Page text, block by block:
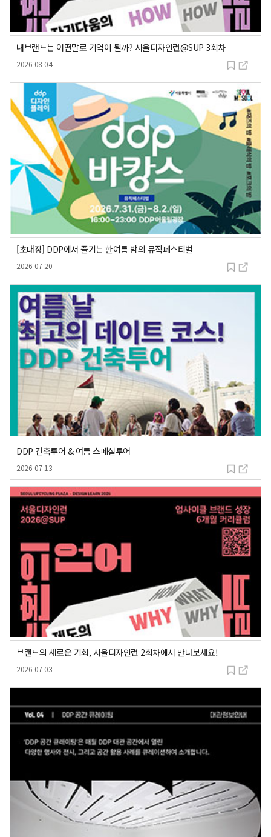
내브랜드는 어떤말로 기억이 될까? 서울디자인런@SUP 3회차
2026-08-04
[초대장] DDP에서 즐기는 한여름 밤의 뮤직페스티벌
2026-07-20
DDP 건축투어 & 여름 스페셜투어
2026-07-13
브랜드의 새로운 기회, 서울디자인런 2회차에서 만나보세요!
2026-07-03